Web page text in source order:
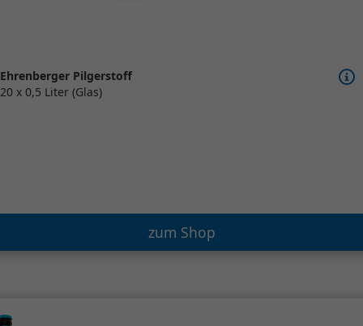
Ehrenberger Pilgerstoff
20 x 0,5 Liter (Glas)
zum Shop